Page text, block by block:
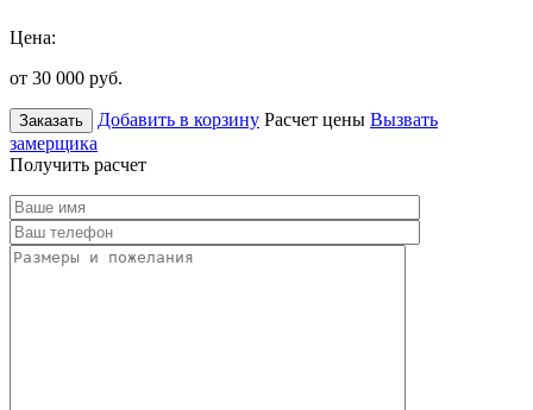
Цена:
от 30 000 руб.
Заказать Добавить в корзину Расчет цены Вызвать
замерщика
Получить расчет